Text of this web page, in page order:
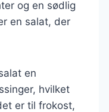
og en sødlig
en salat, der
en
hvilket
er til frokost,